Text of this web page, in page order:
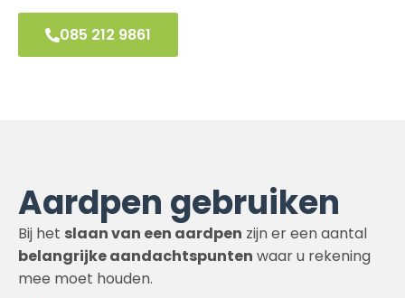
085 212 9861
Aardpen gebruiken
Bij het slaan van een aardpen zijn er een aantal
belangrijke aandachtspunten waar u rekening
mee moet houden.